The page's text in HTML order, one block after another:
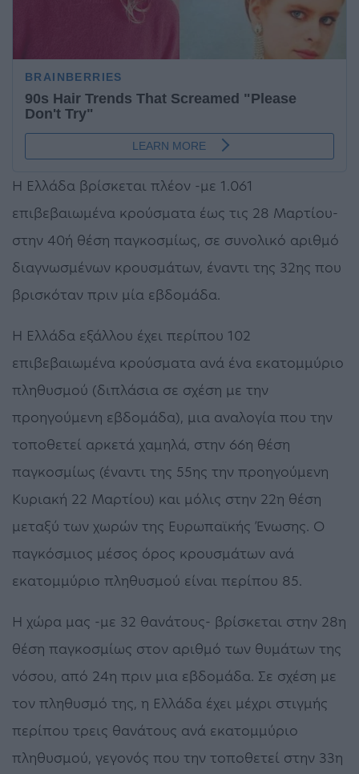
Η Ελλάδα βρίσκεται πλέον -με 1.061
επιβεβαιωμένα κρούσματα έως τις 28 Μαρτίου-
στην 40ή θέση παγκοσμίως, σε συνολικό αριθμό
διαγνωσμένων κρουσμάτων, έναντι της 32ης που
βρισκόταν πριν μία εβδομάδα.
Η Ελλάδα εξάλλου έχει περίπου 102
επιβεβαιωμένα κρούσματα ανά ένα εκατομμύριο
πληθυσμού (διπλάσια σε σχέση με την
προηγούμενη εβδομάδα), μια αναλογία που την
τοποθετεί αρκετά χαμηλά, στην 66η θέση
παγκοσμίως (έναντι της 55ης την προηγούμενη
Κυριακή 22 Μαρτίου) και μόλις στην 22η θέση
μεταξύ των χωρών της Ευρωπαϊκής Ένωσης. Ο
παγκόσμιος μέσος όρος κρουσμάτων ανά
εκατομμύριο πληθυσμού είναι περίπου 85.
Η χώρα μας -με 32 θανάτους- βρίσκεται στην 28η
θέση παγκοσμίως στον αριθμό των θυμάτων της
νόσου, από 24η πριν μια εβδομάδα. Σε σχέση με
τον πληθυσμό της, η Ελλάδα έχει μέχρι στιγμής
περίπου τρεις θανάτους ανά εκατομμύριο
πληθυσμού, γεγονός που την τοποθετεί στην 33η